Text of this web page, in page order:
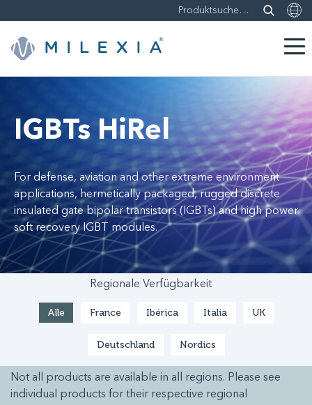
InhaltIGBTs HiRel
For defense, aviation and other extreme environment
applications, hermetically packaged, rugged discrete
insulated gate bipolar transistors (IGBTs) and high power
soft recovery IGBT modules.
Regionale Verfügbarkeit
Alle France Ibérica Italia UK
Deutschland Nordics
Not all products are available in all regions. Please see
individual products for their respective regional